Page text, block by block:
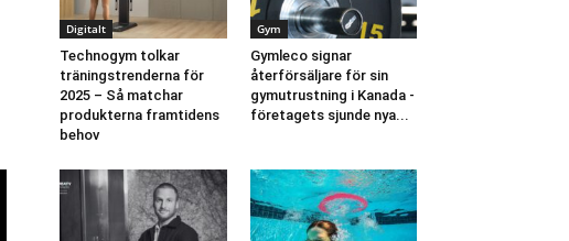
Digitalt
Technogym tolkar
träningstrenderna för
2025 – Så matchar
produkterna framtidens
behov
Gym
Gymleco signar
återförsäljare för sin
gymutrustning i Kanada -
företagets sjunde nya...